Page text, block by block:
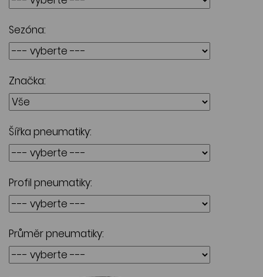
Sezóna:
Značka:
Šířka pneumatiky:
Profil pneumatiky:
Průměr pneumatiky: